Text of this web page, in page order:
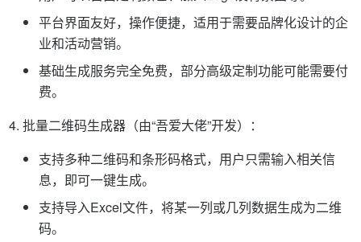
平台界面友好，操作便捷，适用于需要品牌化设计的企
业和活动营销。
基础生成服务完全免费，部分高级定制功能可能需要付
费。
批量二维码生成器（由“吾爱大佬”开发）：
支持多种二维码和条形码格式，用户只需输入相关信
息，即可一键生成。
支持导入Excel文件，将某一列或几列数据生成为二维
码。